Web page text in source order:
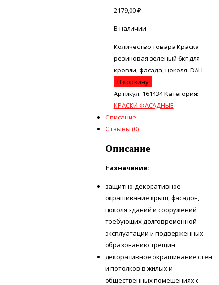
2179,00₽
В наличии
Количество товара Краска
резиновая зеленый 6кг для
кровли, фасада, цоколя. DALI
В корзину
Артикул: 161434Категория:
КРАСКИ ФАСАДНЫЕ
Описание
Отзывы (0)
Описание
Назначение:
защитно-декоративное
окрашивание крыш, фасадов,
цоколя зданий и сооружений,
требующих долговременной
эксплуатации и подверженных
образованию трещин
декоративное окрашивание стен
и потолков в жилых и
общественных помещениях с